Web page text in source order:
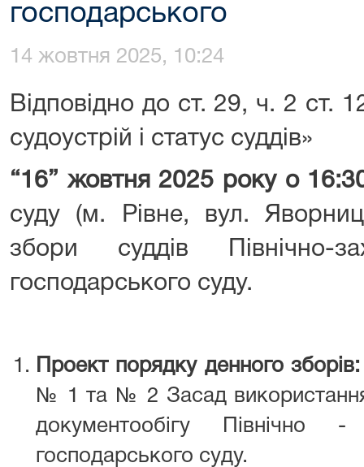
господарського
14 жовтня 2025, 10:24
Відповідно до ст. 29, ч. 2 ст.
судоустрій і статус суддів»
“16” жовтня 2025 року о
суду (м. Рівне, вул.
збори суддів Північно-
господарського суду.
Проект порядку денного
№ 1 та № 2 Засад
документообігу Північно -
господарського суду.